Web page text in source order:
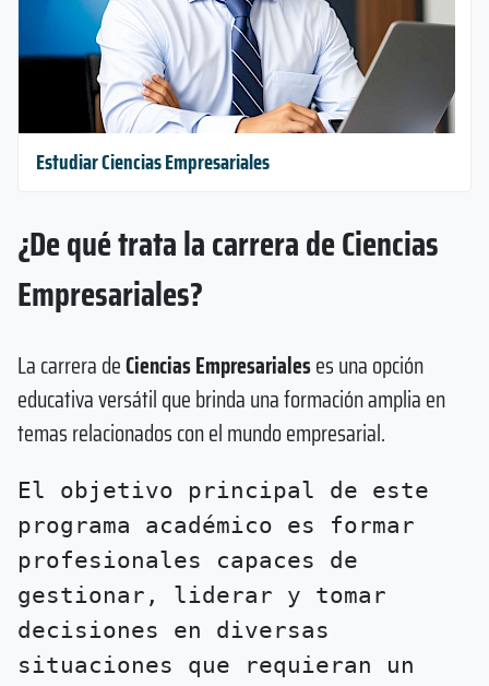
Estudiar Ciencias Empresariales
¿De qué trata la carrera de Ciencias
Empresariales?
La carrera deCiencias Empresarialeses una opción
educativa versátil que brinda una formación amplia en
temas relacionados con el mundo empresarial.
El objetivo principal de este
programa académico es formar
profesionales capaces de
gestionar, liderar y tomar
decisiones en diversas
situaciones que requieran un